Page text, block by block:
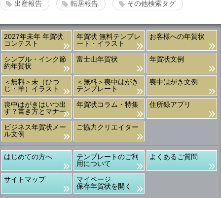
出産報告 転居報告 その他検索タグ
2027年未年 年賀状
コンテスト
年賀状 無料テンプレ
ート・イラスト
お客様への年賀状
シンプル・インク節
約年賀状
富士山年賀状 年賀状文例
＜無料＞未（ひつ
じ・羊）イラスト
＜無料＞喪中はがき
テンプレート
喪中はがき文例
喪中はがきはいつ出
す？書き方とマナー
年賀状コラム・特集 住所録アプリ
ビジネス年賀状メー
ル文例
ご協力クリエイター
はじめての方へ
テンプレートのご利
用について
よくあるご質問
サイトマップ
マイページ
保存年賀状を開く